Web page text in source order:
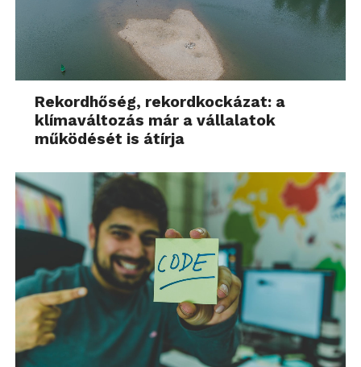
Rekordhőség, rekordkockázat: a
klímaváltozás már a vállalatok
működését is átírja